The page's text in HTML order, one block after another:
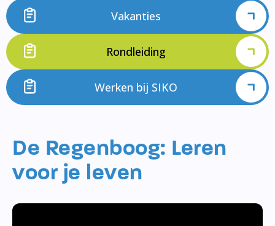
Vakanties
Rondleiding
Werken bij SIKO
De Regenboog: Leren
voor je leven